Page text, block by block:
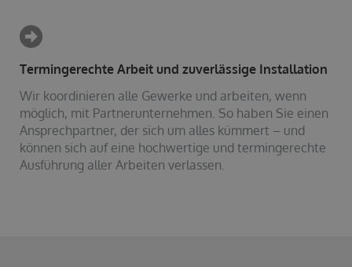
Termingerechte Arbeit und zuverlässige Installation
Wir koordinieren alle Gewerke und arbeiten, wenn
möglich, mit Partnerunternehmen. So haben Sie einen
Ansprechpartner, der sich um alles kümmert – und
können sich auf eine hochwertige und termingerechte
Ausführung aller Arbeiten verlassen.